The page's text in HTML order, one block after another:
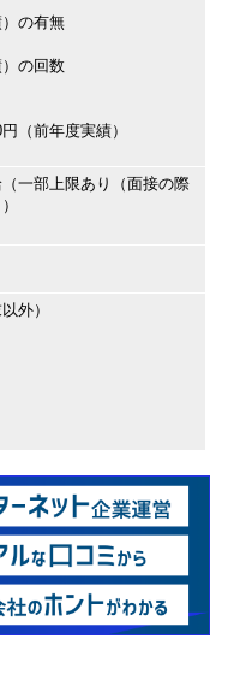
の有無
の回数
（前年度実績）
一部上限あり（面接の際
外）